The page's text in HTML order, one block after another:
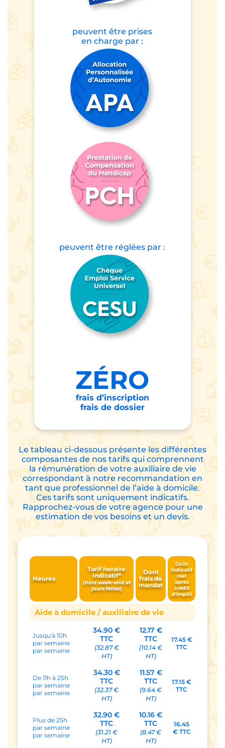
peuvent être prises
en charge par :
peuvent être réglées par :
ZÉRO
frais d’inscription
frais de dossier
Le tableau ci-dessous présente les différentes
composantes de nos tarifs qui comprennent
la rémunération de votre auxiliaire de vie
correspondant à notre recommandation en
tant que professionnel de l’aide à domicile.
Ces tarifs sont uniquement indicatifs.
Rapprochez-vous de votre agence pour une
estimation de vos besoins et un devis.
Heures
Tarif horaire
indicatif*
(hors week-end et
jours fériés)
Dont
frais de
mandat
Coût
indicatif
réel
après
crédit
d'impôt
Aide à domicile / auxiliaire de vie
Jusqu'à 10h
par semaine
par semaine
34.90 €
TTC
(32.87 €
HT)
12.17 €
TTC
(10.14 €
HT)
17.45 €
TTC
De 11h à 25h
par semaine
par semaine
34.30 €
TTC
(32.37 €
HT)
11.57 €
TTC
(9.64 €
HT)
17.15 €
TTC
Plus de 25h
par semaine
par semaine
32.90 €
TTC
(31.21 €
HT)
10.16 €
TTC
(8.47 €
HT)
16.45
€ TTC